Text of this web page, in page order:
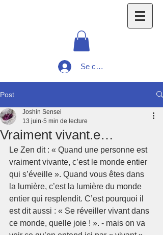
Se connecter
Post
Vraiment vivant.e…
Joshin Sensei
13 juin 5 min de lecture
Le Zen dit : « Quand une personne est
vraiment vivante, c’est le monde entier
qui s’éveille ». Quand vous êtes dans
la lumière, c’est la lumière du monde
entier qui resplendit. C’est pourquoi il
est dit aussi : « Se réveiller vivant dans
ce monde, quelle joie ! ». - mais on va